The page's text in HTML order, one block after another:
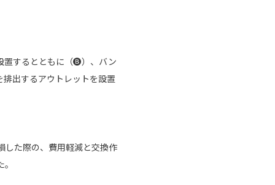
置するとともに（🅑）、バン
出するアウトレットを設置
た際の、費用軽減と交換作